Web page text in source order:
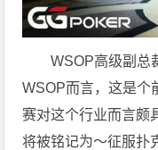
WSOP高级副总
WSOP而言，这是个
赛对这个行业而言颇
将被铭记为～征服扑